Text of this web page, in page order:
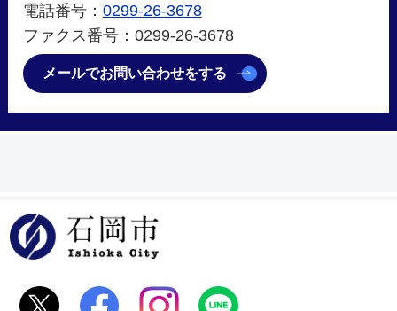
電話番号： 0299-26-3678
ファクス番号：0299-26-3678
メールでお問い合わせをする